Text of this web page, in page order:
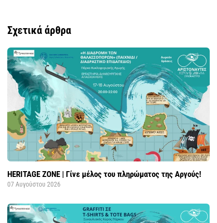
Σχετικά άρθρα
HERITAGE ZONE | Γίνε μέλος του πληρώματος της Αργούς!
07 Αυγούστου 2026